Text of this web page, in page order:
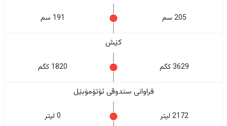
205 سم 191 سم
کێش
3629 کگم 1820 کگم
فراوانی سندوقی ئۆتۆمۆبێل
2172 لیتر 0 لیتر